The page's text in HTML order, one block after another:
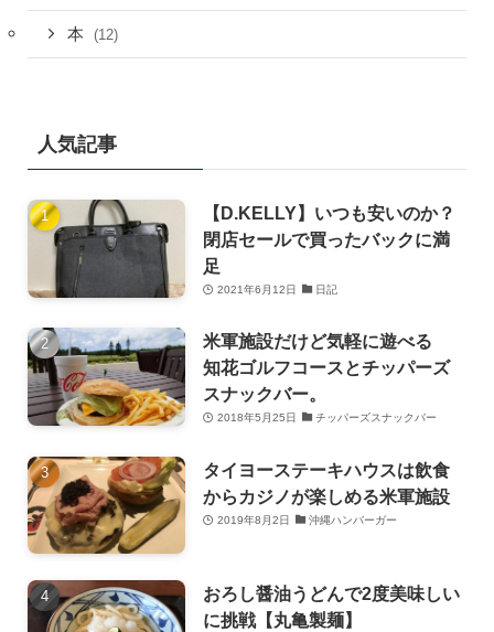
本 (12)
人気記事
【D.KELLY】いつも安いのか？
閉店セールで買ったバックに満
足
2021年6月12日 日記
米軍施設だけど気軽に遊べる
知花ゴルフコースとチッパーズ
スナックバー。
2018年5月25日 チッパーズスナックバー
タイヨーステーキハウスは飲食
からカジノが楽しめる米軍施設
2019年8月2日 沖縄ハンバーガー
おろし醤油うどんで2度美味しい
に挑戦【丸亀製麺】